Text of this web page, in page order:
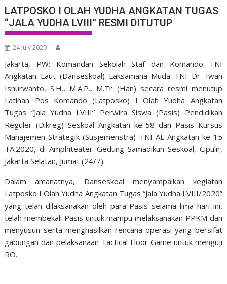
LATPOSKO I OLAH YUDHA ANGKATAN TUGAS
“JALA YUDHA LVIII” RESMI DITUTUP
24 July 2020
Jakarta, PW: Komandan Sekolah Staf dan Komando TNI
Angkatan Laut (Danseskoal) Laksamana Muda TNI Dr. Iwan
Isnurwanto, S.H., M.A.P., M.Tr (Han) secara resmi menutup
Latihan Pos Komando (Latposko) I Olah Yudha Angkatan
Tugas “Jala Yudha LVIII” Perwira Siswa (Pasis) Pendidikan
Reguler (Dikreg) Seskoal Angkatan ke-58 dan Pasis Kursus
Manajemen Strategik (Susjemenstra) TNI AL Angkatan ke-15
TA.2020, di Amphiteater Gedung Samadikun Seskoal, Cipulir,
Jakarta Selatan, Jumat (24/7).
Dalam amanatnya, Danseskoal menyampaikan kegiatan
Latposko I Olah Yudha Angkatan Tugas “Jala Yudha LVIII/2020”
yang telah dilaksanakan oleh para Pasis selama lima hari ini,
telah membekali Pasis untuk mampu melaksanakan PPKM dan
menyusun serta menghasilkan rencana operasi yang bersifat
gabungan dan pelaksanaan Tactical Floor Game untuk menguji
RO.